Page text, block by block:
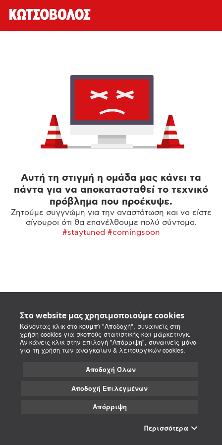
Στο website μας χρησιμοποιούμε cookies
Κάνοντας κλικ στο κουμπί "Αποδοχή", συναινείς στη
χρήση cookies για σκοπούς στατιστικής και μάρκετινγκ.
Αν κάνεις κλικ στην επιλογή "Απόρριψη", συναινείς μόνο
για τη χρήση των αναγκαίων & λειτουργικών cookies.
Αποδοχή Όλων
Αποδοχή Επιλεγμένων
Απόρριψη
Περισσότερα
Αυτή τη στιγμή η ομάδα μας κάνει τα
πάντα για να αποκατασταθεί το τεχνικό
πρόβλημα που προέκυψε.
Ζητούμε συγγνώμη για την αναστάτωση και να είστε
σίγουροι ότι θα επανέλθουμε πολύ σύντομα.
#staytuned #comingsoon